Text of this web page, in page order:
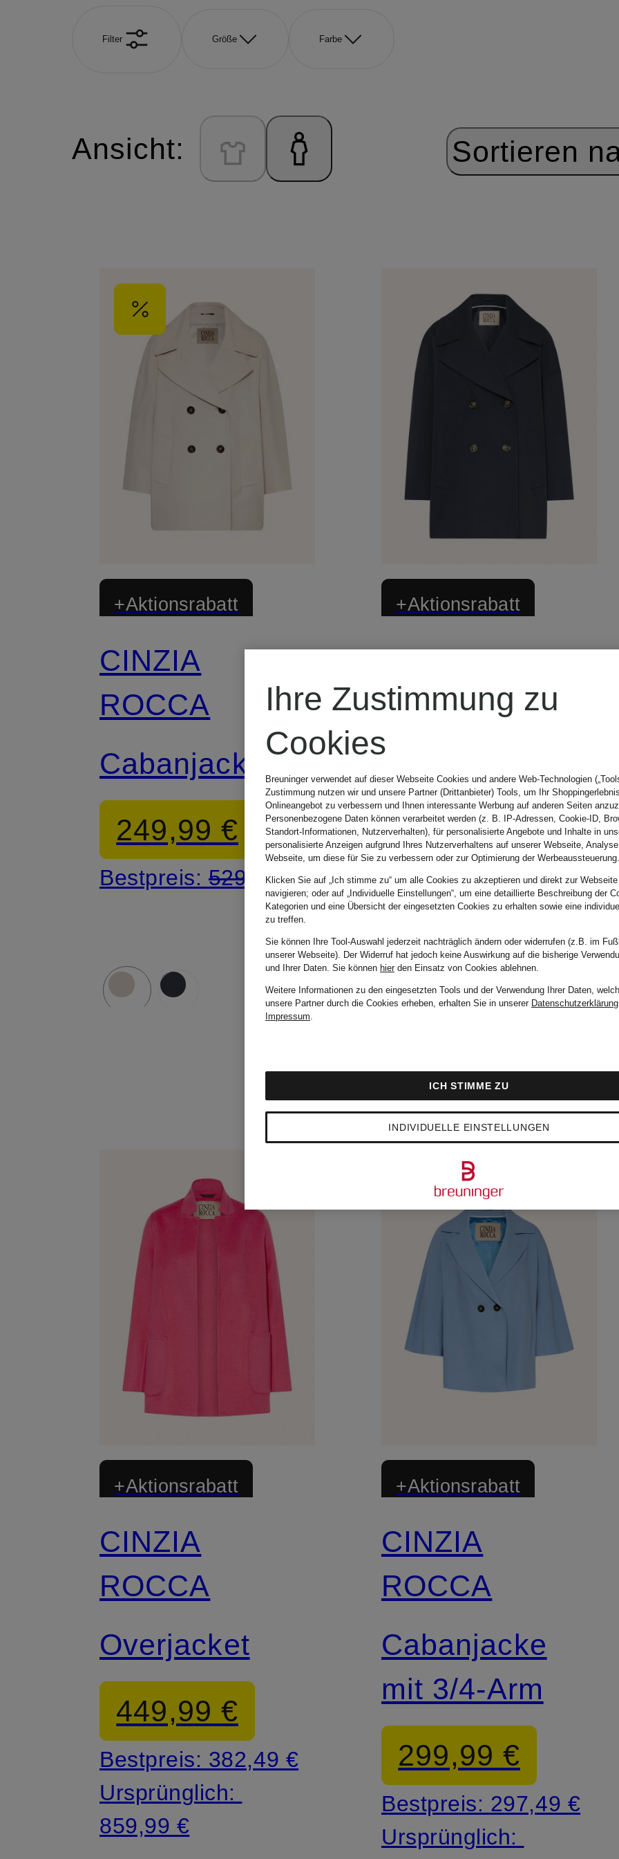
Filter Größe Farbe
Ansicht: Sortieren
+Aktionsrabatt
CINZIA
ROCCA
Cabanjacke
249,99 €
Bestpreis: 529,99 €
+Aktionsrabatt
CINZIA
ROCCA
Cabanjacke
299,99 €
Bestpreis:297,49 €
Ursprünglich:
529,99 €
+Aktionsrabatt
CINZIA
ROCCA
Overjacket
449,99 €
Bestpreis: 382,49 €
Ursprünglich:
859,99 €
+Aktionsrabatt
CINZIA
ROCCA
Cabanjacke
mit 3/4-Arm
299,99 €
Bestpreis: 297,49 €
Ursprünglich:
Ihre Zustimmung zu
Cookies
Breuninger verwendet auf dieser Webseite Cookies und andere Web-Technologien
Zustimmung nutzen wir und unsere Partner (Drittanbieter) Tools, um Ihr
Onlineangebot zu verbessern und Ihnen interessante Werbung auf anderen Seiten
Personenbezogene Daten können verarbeitet werden (z. B. IP-Adressen, Cookie-ID,
Standort-Informationen, Nutzerverhalten), für personalisierte Angebote und Inhalte in
personalisierte Anzeigen aufgrund Ihres Nutzerverhaltens auf unserer Webseite,
Webseite, um diese für Sie zu verbessern oder zur Optimierung der Werbeaussteuerung.
Klicken Sie auf „Ich stimme zu“ um alle Cookies zu akzeptieren und direkt zur
navigieren; oder auf „Individuelle Einstellungen“, um eine detaillierte Beschreibung der
Kategorien und eine Übersicht der eingesetzten Cookies zu erhalten sowie eine
zu treffen.
Sie können Ihre Tool-Auswahl jederzeit nachträglich ändern oder widerrufen (z.B. im
unserer Webseite). Der Widerruf hat jedoch keine Auswirkung auf die bisherige
und Ihrer Daten. Sie können hierden Einsatz von Cookies ablehnen.
Weitere Informationen zu den eingesetzten Tools und der Verwendung Ihrer Daten,
unsere Partner durch die Cookies erheben, erhalten Sie in unserer Datenschutzerklärung
Impressum.
INDIVIDUELLE EINSTELLUNGEN
ICH STIMME ZU